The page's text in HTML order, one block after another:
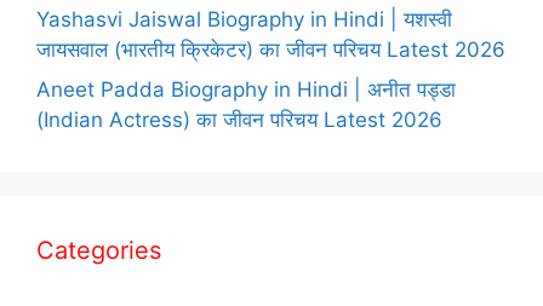
Yashasvi Jaiswal Biography in Hindi | यशस्वी
जायसवाल (भारतीय क्रिकेटर) का जीवन परिचय Latest 2026
Aneet Padda Biography in Hindi | अनीत पड्डा
(Indian Actress) का जीवन परिचय Latest 2026
Categories